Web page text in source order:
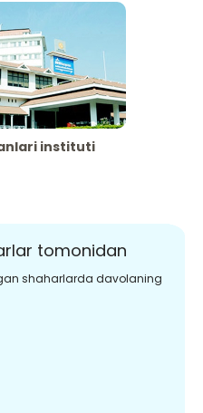
instituti
tomonidan
shaharlarda davolaning